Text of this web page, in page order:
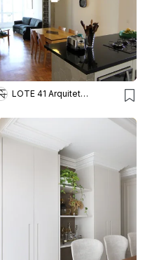
LOTE 41 Arquitetura & Design